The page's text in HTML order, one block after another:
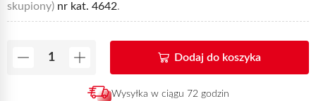
skupiony) nr kat. 4642.
Dodaj do koszyka
Wysyłka w ciągu 72 godzin